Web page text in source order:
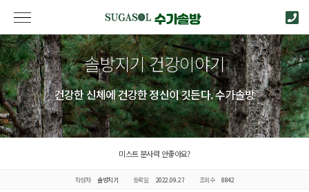
솔방지기 건강이야기
건강한 신체에 건강한 정신이 깃든다. 수가솔방
미스트 분사력 안좋아요?
작성자 솔방지기 등록일 2022.09.27 조회수 8842